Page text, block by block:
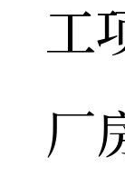
工
厂